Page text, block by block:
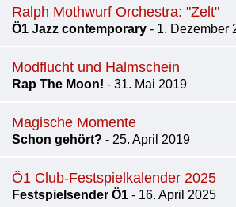
Ralph Mothwurf Orchestra: "Zelt"
Ö1 Jazz contemporary - 1. Dezember
Modflucht und Halmschein
Rap The Moon! - 31. Mai 2019
Magische Momente
Schon gehört? - 25. April 2019
Ö1 Club-Festspielkalender 2025
Festspielsender Ö1 - 16. April 2025